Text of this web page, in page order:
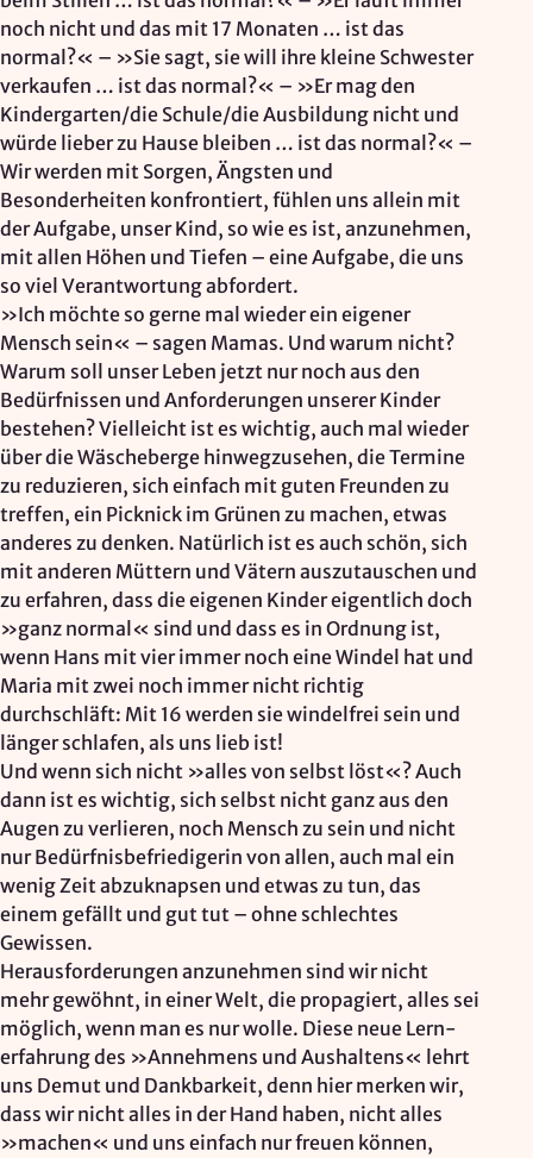
noch nicht und das mit 17 Monaten … ist das
normal?« – »Sie sagt, sie will ihre kleine Schwester
verkaufen … ist das normal?« – »Er mag den
Kindergarten/die Schule/die Ausbildung nicht und
würde lieber zu Hause bleiben … ist das normal?« –
Wir werden mit Sorgen, Ängsten und
Besonderheiten konfrontiert, fühlen uns allein mit
der Aufgabe, unser Kind, so wie es ist, anzunehmen,
mit allen Höhen und Tiefen – eine Aufgabe, die uns
so viel Verantwortung abfordert.
»Ich möchte so gerne mal wieder ein eigener
Mensch sein« – sagen Mamas. Und warum nicht?
Warum soll unser Leben jetzt nur noch aus den
Bedürfnissen und Anforderungen unserer Kinder
bestehen? Vielleicht ist es wichtig, auch mal wieder
über die Wäscheberge hinwegzusehen, die Termine
zu reduzieren, sich einfach mit guten Freunden zu
treffen, ein Picknick im Grünen zu machen, etwas
anderes zu denken. Natürlich ist es auch schön, sich
mit anderen Müttern und Vätern auszutauschen und
zu erfahren, dass die eigenen Kinder eigentlich doch
»ganz normal« sind und dass es in Ordnung ist,
wenn Hans mit vier immer noch eine Windel hat und
Maria mit zwei noch immer nicht richtig
durchschläft: Mit 16 werden sie windelfrei sein und
länger schlafen, als uns lieb ist!
Und wenn sich nicht »alles von selbst löst«? Auch
dann ist es wichtig, sich selbst nicht ganz aus den
Augen zu verlieren, noch Mensch zu sein und nicht
nur Bedürfnisbefriedigerin von allen, auch mal ein
wenig Zeit abzuknapsen und etwas zu tun, das
einem gefällt und gut tut – ohne schlechtes
Gewissen.
Herausforderungen anzunehmen sind wir nicht
mehr gewöhnt, in einer Welt, die propagiert, alles sei
möglich, wenn man es nur wolle. Diese neue Lern­-
er­fahrung des »Annehmens und Aushaltens« lehrt
uns Demut und Dankbarkeit, denn hier merken wir,
dass wir nicht alles in der Hand haben, nicht alles
»machen« und uns einfach nur freuen können,